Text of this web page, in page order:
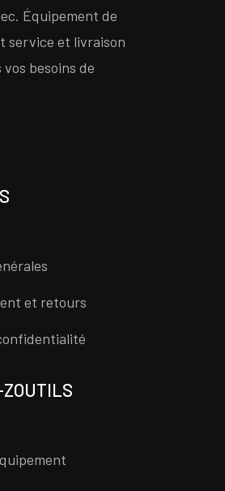
Équipement de
service et livraison
besoins de
et retours
ZOUTILS